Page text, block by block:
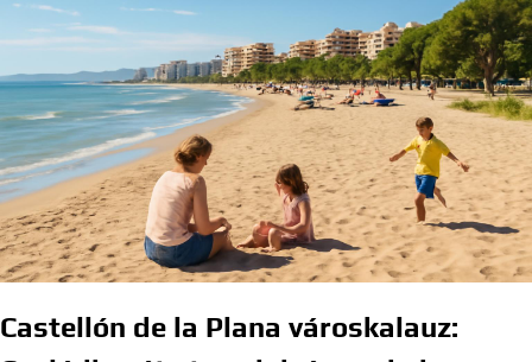
Castellón de la Plana városkalauz: